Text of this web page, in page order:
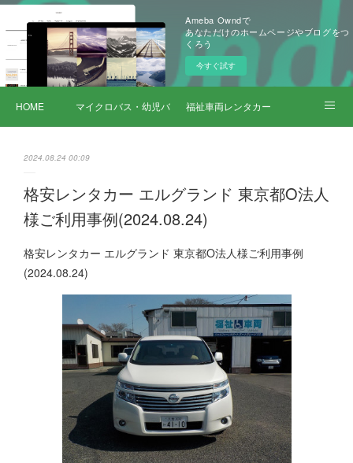
Ameba Owndで
あなただけのホームページやブログをつ
くろう
今すぐ試す
HOME マイクロバス・幼児バス レンタカー福祉車両レンタカー
2024.08.24 00:09
格安レンタカー エルグランド 東京都O法人
様ご利用事例(2024.08.24)
格安レンタカー エルグランド 東京都O法人様ご利用事例
(2024.08.24)